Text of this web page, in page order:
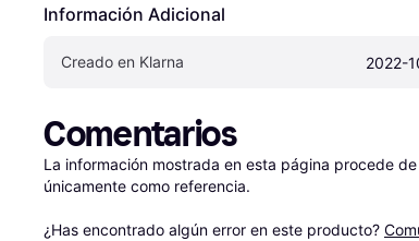
Información Adicional
Creado en Klarna 2022-
Comentarios
La información mostrada en esta página procede
únicamente como referencia.
¿Has encontrado algún error en este producto?